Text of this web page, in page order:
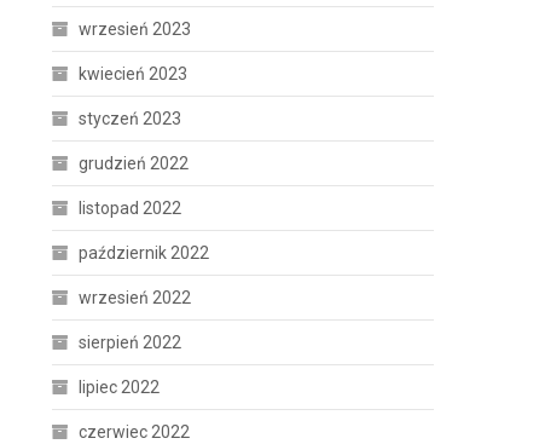
wrzesień 2023
kwiecień 2023
styczeń 2023
grudzień 2022
listopad 2022
październik 2022
wrzesień 2022
sierpień 2022
lipiec 2022
czerwiec 2022